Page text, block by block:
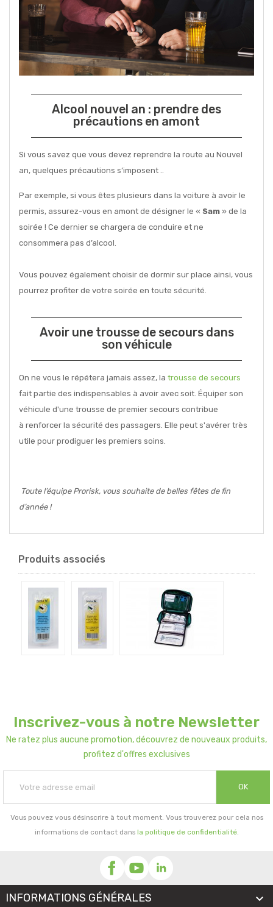
Alcool nouvel an : prendre des
précautions en amont
Si vous savez que vous devez reprendre la route au Nouvel
an, quelques précautions s’imposent ..
Par exemple, si vous êtes plusieurs dans la voiture à avoir le
permis, assurez-vous en amont de désigner le « Sam » de la
soirée ! Ce dernier se chargera de conduire et ne
consommera pas d’alcool.
Vous pouvez également choisir de dormir sur place ainsi, vous
pourrez profiter de votre soirée en toute sécurité.
Avoir une trousse de secours dans
son véhicule
On ne vous le répétera jamais assez, la trousse de secours
fait partie des indispensables à avoir avec soit. Équiper son
véhicule d'une trousse de premier secours contribue
à renforcer la sécurité des passagers. Elle peut s'avérer très
utile pour prodiguer les premiers soins.
Toute l’équipe Prorisk, vous souhaite de belles fêtes de fin
d’année !
Produits associés
Inscrivez-vous à notre Newsletter
Ne ratez plus aucune promotion, découvrez de nouveaux produits,
profitez d'offres exclusives
OK
Vous pouvez vous désinscrire à tout moment. Vous trouverez pour cela nos
informations de contact dans la politique de confidentialité.
INFORMATIONS GÉNÉRALES 